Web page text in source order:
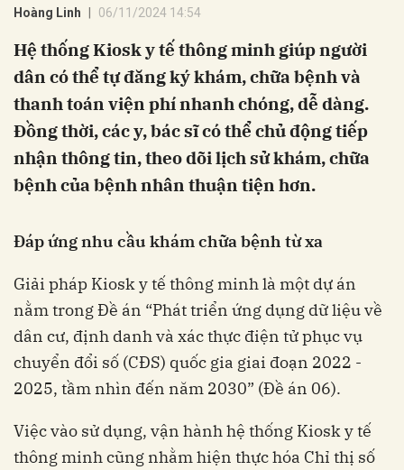
Hoàng Linh 06/11/2024 14:54
Hệ thống Kiosk y tế thông minh giúp người
dân có thể tự đăng ký khám, chữa bệnh và
thanh toán viện phí nhanh chóng, dễ dàng.
Đồng thời, các y, bác sĩ có thể chủ động tiếp
nhận thông tin, theo dõi lịch sử khám, chữa
bệnh của bệnh nhân thuận tiện hơn.
Đáp ứng nhu cầu khám chữa bệnh từ xa
Giải pháp Kiosk y tế thông minh là một dự án
nằm trong Đề án “Phát triển ứng dụng dữ liệu về
dân cư, định danh và xác thực điện tử phục vụ
chuyển đổi số (CĐS) quốc gia giai đoạn 2022 -
2025, tầm nhìn đến năm 2030” (Đề án 06).
Việc vào sử dụng, vận hành hệ thống Kiosk y tế
thông minh cũng nhằm hiện thực hóa Chỉ thị số